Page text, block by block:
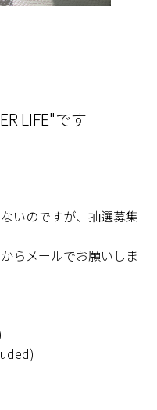
LIFE"です
いのですが、抽選募集
らメールでお願いしま